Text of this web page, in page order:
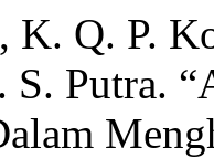
Q. P.
S. Putra.